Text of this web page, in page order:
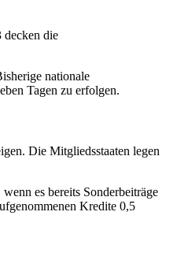
decken die
nationale
Tagen zu erfolgen.
Die Mitgliedsstaaten legen
es bereits Sonderbeiträge
Kredite 0,5